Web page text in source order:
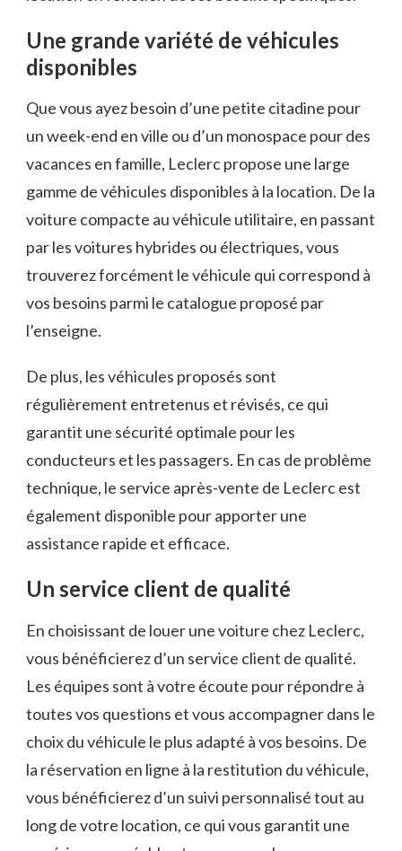
Une grande variété de véhicules
disponibles
Que vous ayez besoin d’une petite citadine pour
un week-end en ville ou d’un monospace pour des
vacances en famille, Leclerc propose une large
gamme de véhicules disponibles à la location. De la
voiture compacte au véhicule utilitaire, en passant
par les voitures hybrides ou électriques, vous
trouverez forcément le véhicule qui correspond à
vos besoins parmi le catalogue proposé par
l’enseigne.
De plus, les véhicules proposés sont
régulièrement entretenus et révisés, ce qui
garantit une sécurité optimale pour les
conducteurs et les passagers. En cas de problème
technique, le service après-vente de Leclerc est
également disponible pour apporter une
assistance rapide et efficace.
Un service client de qualité
En choisissant de louer une voiture chez Leclerc,
vous bénéficierez d’un service client de qualité.
Les équipes sont à votre écoute pour répondre à
toutes vos questions et vous accompagner dans le
choix du véhicule le plus adapté à vos besoins. De
la réservation en ligne à la restitution du véhicule,
vous bénéficierez d’un suivi personnalisé tout au
long de votre location, ce qui vous garantit une